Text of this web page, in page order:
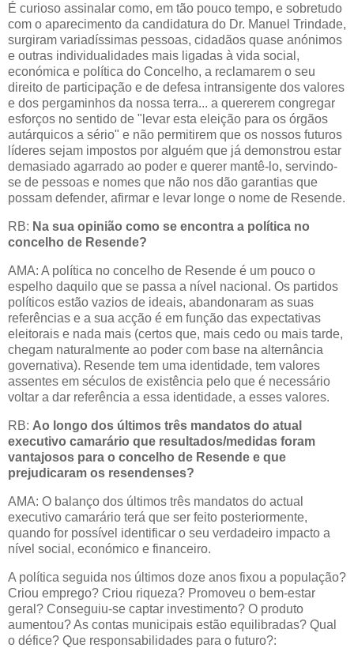
É curioso assinalar como, em tão pouco tempo, e sobretudo
com o aparecimento da candidatura do Dr. Manuel Trindade,
surgiram variadíssimas pessoas, cidadãos quase anónimos
e outras individualidades mais ligadas à vida social,
económica e política do Concelho, a reclamarem o seu
direito de participação e de defesa intransigente dos valores
e dos pergaminhos da nossa terra... a quererem congregar
esforços no sentido de "levar esta eleição para os órgãos
autárquicos a sério" e não permitirem que os nossos futuros
líderes sejam impostos por alguém que já demonstrou estar
demasiado agarrado ao poder e querer mantê-lo, servindo-
se de pessoas e nomes que não nos dão garantias que
possam defender, afirmar e levar longe o nome de Resende.
RB: Na sua opinião como se encontra a política no
concelho de Resende?
AMA: A política no concelho de Resende é um pouco o
espelho daquilo que se passa a nível nacional. Os partidos
políticos estão vazios de ideais, abandonaram as suas
referências e a sua acção é em função das expectativas
eleitorais e nada mais (certos que, mais cedo ou mais tarde,
chegam naturalmente ao poder com base na alternância
governativa). Resende tem uma identidade, tem valores
assentes em séculos de existência pelo que é necessário
voltar a dar referência a essa identidade, a esses valores.
RB: Ao longo dos últimos três mandatos do atual
executivo camarário que resultados/medidas foram
vantajosos para o concelho de Resende e que
prejudicaram os resendenses?
AMA: O balanço dos últimos três mandatos do actual
executivo camarário terá que ser feito posteriormente,
quando for possível identificar o seu verdadeiro impacto a
nível social, económico e financeiro.
A política seguida nos últimos doze anos fixou a população?
Criou emprego? Criou riqueza? Promoveu o bem-estar
geral? Conseguiu-se captar investimento? O produto
aumentou? As contas municipais estão equilibradas? Qual
o défice? Que responsabilidades para o futuro?: